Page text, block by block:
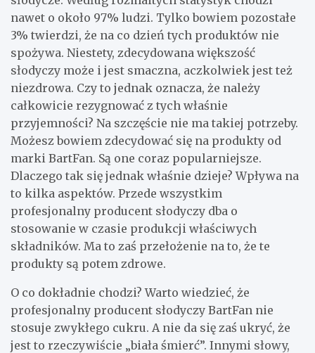
nawet o około 97% ludzi. Tylko bowiem pozostałe
3% twierdzi, że na co dzień tych produktów nie
spożywa. Niestety, zdecydowana większość
słodyczy może i jest smaczna, aczkolwiek jest też
niezdrowa. Czy to jednak oznacza, że należy
całkowicie rezygnować z tych właśnie
przyjemności? Na szczęście nie ma takiej potrzeby.
Możesz bowiem zdecydować się na produkty od
marki BartFan. Są one coraz popularniejsze.
Dlaczego tak się jednak właśnie dzieje? Wpływa na
to kilka aspektów. Przede wszystkim
profesjonalny producent słodyczy dba o
stosowanie w czasie produkcji właściwych
składników. Ma to zaś przełożenie na to, że te
produkty są potem zdrowe.
O co dokładnie chodzi? Warto wiedzieć, że
profesjonalny producent słodyczy BartFan nie
stosuje zwykłego cukru. A nie da się zaś ukryć, że
jest to rzeczywiście „biała śmierć”. Innymi słowy,